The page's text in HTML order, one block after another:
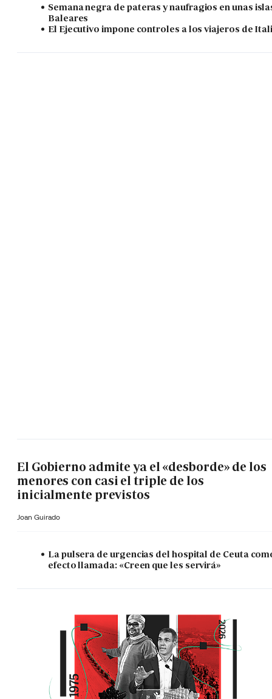
Semana negra de pateras y naufragios en unas
Baleares
El Ejecutivo impone controles a los viajeros de
El Gobierno admite ya el «desborde» de los
menores con casi el triple de los
inicialmente previstos
Joan Guirado
La pulsera de urgencias del hospital de Ceuta
efecto llamada: «Creen que les servirá»